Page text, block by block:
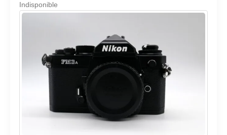
Indisponible